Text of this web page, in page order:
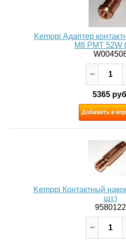
Kemppi Адаптер
M8 PMT 52W
5365
Добавить в
Kemppi Контактный
шт.)
9580122